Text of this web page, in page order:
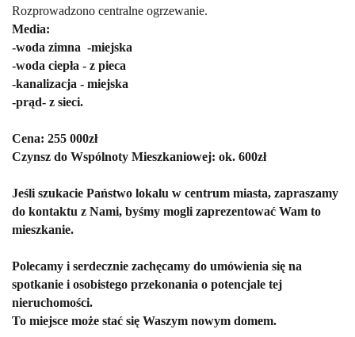
Rozprowadzono centralne ogrzewanie.
Media:
-woda zimna -miejska
-woda ciepła - z pieca
-kanalizacja - miejska
-prąd- z sieci.
Cena: 255 000zł
Czynsz do Wspólnoty Mieszkaniowej: ok. 600zł
Jeśli szukacie Państwo lokalu w centrum miasta, zapraszamy
do kontaktu z Nami, byśmy mogli zaprezentować Wam to
mieszkanie.
Polecamy i serdecznie zachęcamy do umówienia się na
spotkanie i osobistego przekonania o potencjale tej
nieruchomości.
To miejsce może stać się Waszym nowym domem.